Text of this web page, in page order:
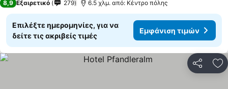
8,9 Εξαιρετικό 279 6.5 χλμ. από: Κέντρο πόλης
Επιλέξτε ημερομηνίες, για να
δείτε τις ακριβείς τιμές
Εμφάνιση τιμών